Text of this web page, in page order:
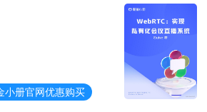
小册官网优惠购买